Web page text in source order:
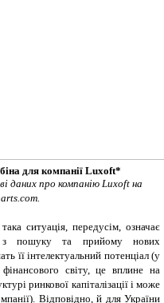
для компанії Luxoft*
даних про компанію Luxoft на
ситуація, передусім, означає
з пошуку та прийому нових
її інтелектуальний потенціал (у
світу, це вплине на
ринкової капіталізації і може
Відповідно, й для України